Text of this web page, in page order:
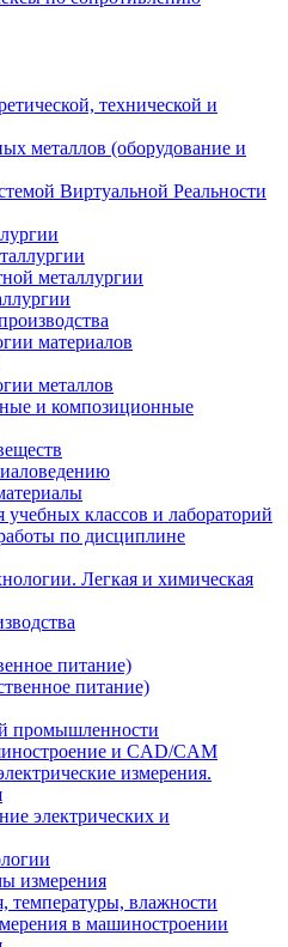
технической и
металлов (оборудование и
Виртуальной Реальности
металлургии
материалов
металлов
и композиционные
классов и лабораторий
по дисциплине
Легкая и химическая
питание)
питание)
промышленности
и CAD/CAM
измерения.
электрических и
измерения
температуры, влажности
в машиностроении